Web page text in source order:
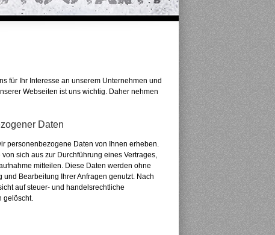
für Ihr Interesse an unserem Unternehmen und
Webseiten ist uns wichtig. Daher nehmen
Daten
personenbezogene Daten von Ihnen erheben.
sich aus zur Durchführung eines Vertrages,
mitteilen. Diese Daten werden ohne
Bearbeitung Ihrer Anfragen genutzt. Nach
auf steuer- und handelsrechtliche
gelöscht.